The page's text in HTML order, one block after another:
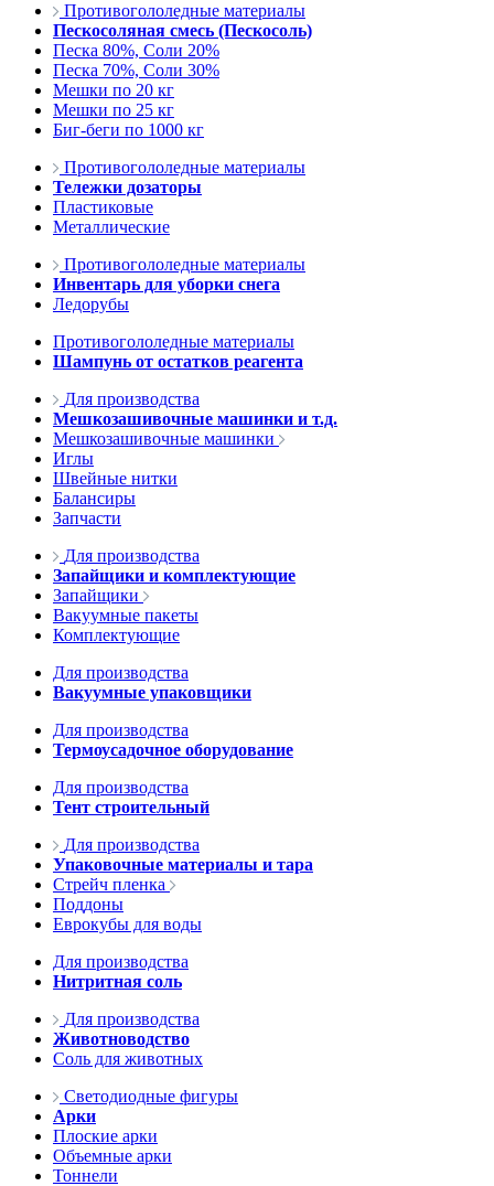
Противогололедные материалы
Пескосоляная смесь (Пескосоль)
Песка 80%, Соли 20%
Песка 70%, Соли 30%
Мешки по 20 кг
Мешки по 25 кг
Биг-беги по 1000 кг
Противогололедные материалы
Тележки дозаторы
Пластиковые
Металлические
Противогололедные материалы
Инвентарь для уборки снега
Ледорубы
Противогололедные материалы
Шампунь от остатков реагента
Для производства
Мешкозашивочные машинки и т.д.
Мешкозашивочные машинки
Иглы
Швейные нитки
Балансиры
Запчасти
Для производства
Запайщики и комплектующие
Запайщики
Вакуумные пакеты
Комплектующие
Для производства
Вакуумные упаковщики
Для производства
Термоусадочное оборудование
Для производства
Тент строительный
Для производства
Упаковочные материалы и тара
Стрейч пленка
Поддоны
Еврокубы для воды
Для производства
Нитритная соль
Для производства
Животноводство
Соль для животных
Светодиодные фигуры
Арки
Плоские арки
Объемные арки
Тоннели